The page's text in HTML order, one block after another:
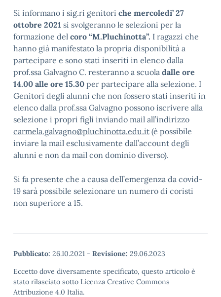
Si informano i sig.ri genitori che mercoledi’ 27
ottobre 2021 si svolgeranno le selezioni per la
formazione del coro “M.Pluchinotta”. I ragazzi che
hanno già manifestato la propria disponibilità a
partecipare e sono stati inseriti in elenco dalla
prof.ssa Galvagno C. resteranno a scuola dalle ore
14.00 alle ore 15.30 per partecipare alla selezione. I
Genitori degli alunni che non fossero stati inseriti in
elenco dalla prof.ssa Galvagno possono iscrivere alla
selezione i propri figli inviando mail all’indirizzo
carmela.galvagno@pluchinotta.edu.it (è possibile
inviare la mail esclusivamente dall’account degli
alunni e non da mail con dominio diverso).
Si fa presente che a causa dell’emergenza da covid-
19 sarà possibile selezionare un numero di coristi
non superiore a 15.
Pubblicato: 26.10.2021 - Revisione: 29.06.2023
Eccetto dove diversamente specificato, questo articolo è
stato rilasciato sotto Licenza Creative Commons
Attribuzione 4.0 Italia.